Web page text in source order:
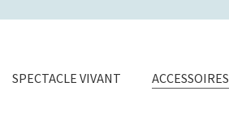
SPECTACLE VIVANT ACCESSOIRES